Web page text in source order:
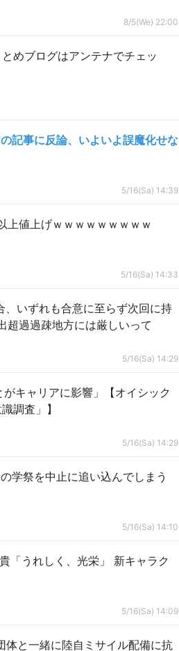
8/5(We) 22:00
めブログはアンテナでチェッ
記事に反論、いよいよ誤魔化せな
5/16(Sa) 14:39
上値上げｗｗｗｗｗｗｗｗｗ
5/16(Sa) 14:33
いずれも合意に至らず次回に持
上って転出超過過疎地方には厳しいって
5/16(Sa) 14:29
キャリアに影響」【オイシック
調査」】
5/16(Sa) 14:29
学祭を中止に追い込んでしまう
5/16(Sa) 14:10
「うれしく、光栄」 新キャラク
5/16(Sa) 14:09
体と一緒に陸自ミサイル配備に抗